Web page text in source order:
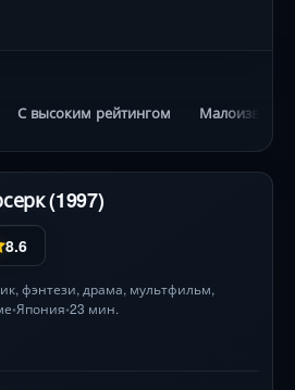
С высоким рейтингом
(1997)
8.6
, фэнтези, драма, мультфильм,
•Япония•23 мин.